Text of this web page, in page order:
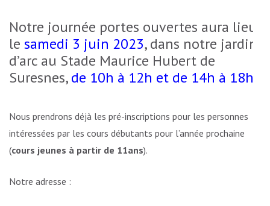
Notre journée portes ouvertes aura lieu
le samedi 3 juin 2023, dans notre jardin
d’arc au Stade Maurice Hubert de
Suresnes,de 10h à 12h et de 14h à 18h
Nous prendrons déjà les pré-inscriptions pour les personnes
intéressées par les cours débutants pour l’année prochaine
(cours jeunes à partir de 11ans).
Notre adresse :